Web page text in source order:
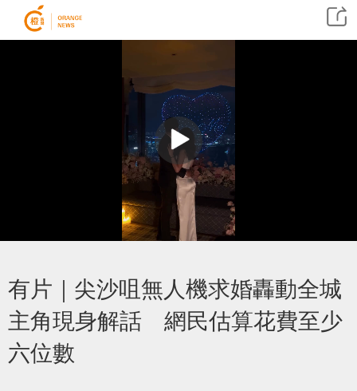
有片｜尖沙咀無人機求婚轟動全城
主角現身解話 網民估算花費至少
六位數